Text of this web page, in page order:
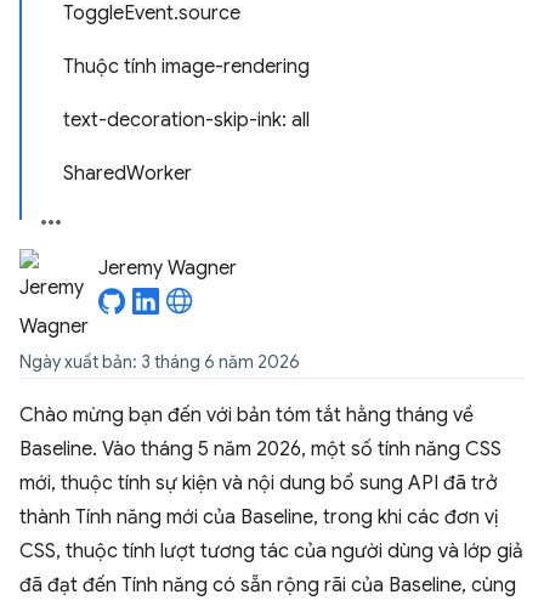
ToggleEvent.source
Thuộc tính image-rendering
text-decoration-skip-ink: all
SharedWorker
Jeremy Wagner
Ngày xuất bản: 3 tháng 6 năm 2026
Chào mừng bạn đến với bản tóm tắt hằng tháng về
Baseline. Vào tháng 5 năm 2026, một số tính năng CSS
mới, thuộc tính sự kiện và nội dung bổ sung API đã trở
thành Tính năng mới của Baseline, trong khi các đơn vị
CSS, thuộc tính lượt tương tác của người dùng và lớp giả
đã đạt đến Tính năng có sẵn rộng rãi của Baseline, cùng